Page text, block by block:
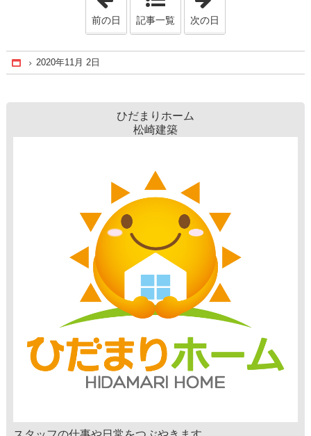
前の日 記事一覧 次の日
Home
2020年11月 2日
ひだまりホーム
松崎建築